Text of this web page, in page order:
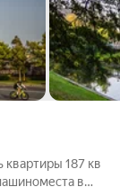
187 кв
в